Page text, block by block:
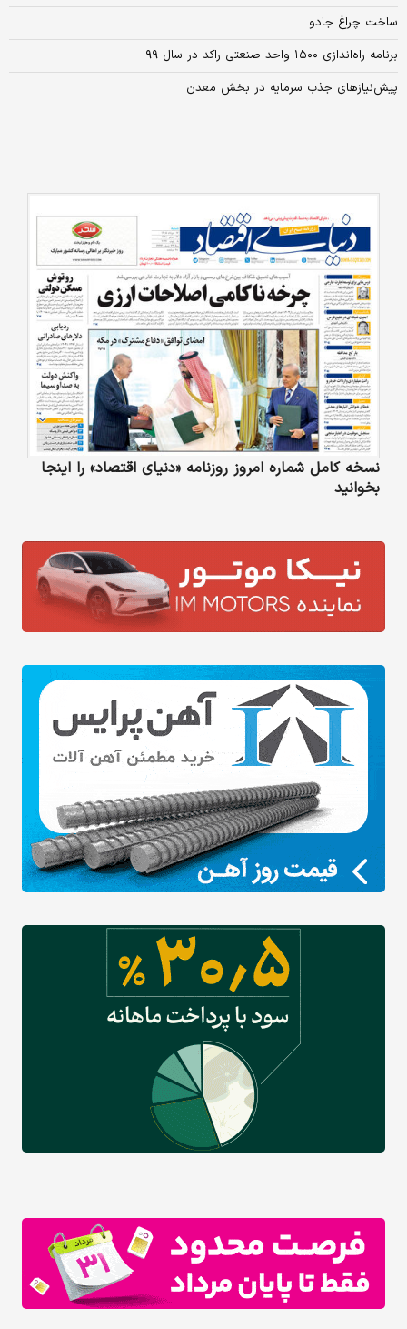
ساخت چراغ جادو
برنامه راه‌اندازی ۱۵۰۰ واحد صنعتی راکد در سال ۹۹
پیش‌نیازهای جذب سرمایه در بخش معدن
نسخه کامل شماره امروز روزنامه «دنیای‌ اقتصاد» را اینجا
بخوانید